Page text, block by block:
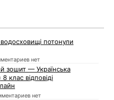
потонули
нет
зошит — Українська
клас відповіді
нет